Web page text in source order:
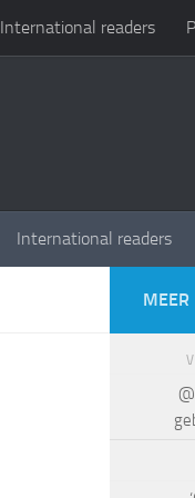
International readers
International readers
MEER